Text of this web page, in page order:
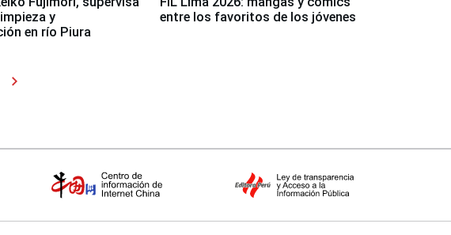
y
en río Piura
entre los favoritos de los jóvenes
chevron_right